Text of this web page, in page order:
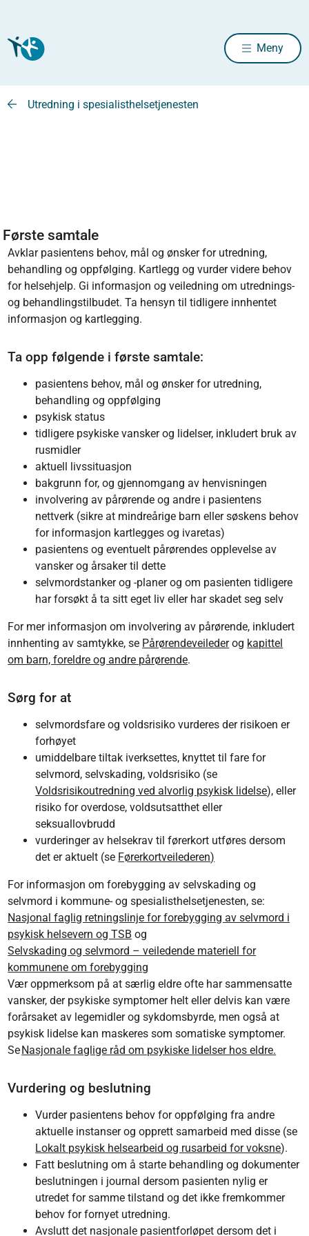
Meny
Utredning i spesialisthelsetjenesten
Første samtale
Avklar pasientens behov, mål og ønsker for utredning,
behandling og oppfølging. Kartlegg og vurder videre behov
for helsehjelp. Gi informasjon og veiledning om utrednings-
og behandlingstilbudet. Ta hensyn til tidligere innhentet
informasjon og kartlegging.
Ta opp følgende i første samtale:
pasientens behov, mål og ønsker for utredning,
behandling og oppfølging
psykisk status
tidligere psykiske vansker og lidelser, inkludert bruk av
rusmidler
aktuell livssituasjon
bakgrunn for, og gjennomgang av henvisningen
involvering av pårørende og andre i pasientens
nettverk (sikre at mindreårige barn eller søskens behov
for informasjon kartlegges og ivaretas)
pasientens og eventuelt pårørendes opplevelse av
vansker og årsaker til dette
selvmordstanker og -planer og om pasienten tidligere
har forsøkt å ta sitt eget liv eller har skadet seg selv
For mer informasjon om involvering av pårørende, inkludert
innhenting av samtykke, se Pårørendeveilederog kapittel
om barn, foreldre og andre pårørende.
Sørg for at
selvmordsfare og voldsrisiko vurderes der risikoen er
forhøyet
umiddelbare tiltak iverksettes, knyttet til fare for
selvmord, selvskading, voldsrisiko (se
Voldsrisikoutredning ved alvorlig psykisk lidelse), eller
risiko for overdose, voldsutsatthet eller
seksuallovbrudd
vurderinger av helsekrav til førerkort utføres dersom
det er aktuelt (se Førerkortveilederen)
For informasjon om forebygging av selvskading og
selvmord i kommune- og spesialisthelsetjenesten, se:
Nasjonal faglig retningslinje for forebygging av selvmord i
psykisk helsevern og TSB og
Selvskading og selvmord – veiledende materiell for
kommunene om forebygging
Vær oppmerksom på at særlig eldre ofte har sammensatte
vansker, der psykiske symptomer helt eller delvis kan være
forårsaket av legemidler og sykdomsbyrde, men også at
psykisk lidelse kan maskeres som somatiske symptomer.
SeNasjonale faglige råd om psykiske lidelser hos eldre.
Vurdering og beslutning
Vurder pasientens behov for oppfølging fra andre
aktuelle instanser og opprett samarbeid med disse (se
Lokalt psykisk helsearbeid og rusarbeid for voksne).
Fatt beslutning om å starte behandling og dokumenter
beslutningen i journal dersom pasienten nylig er
utredet for samme tilstand og det ikke fremkommer
behov for fornyet utredning.
Avslutt det nasjonale pasientforløpet dersom det i